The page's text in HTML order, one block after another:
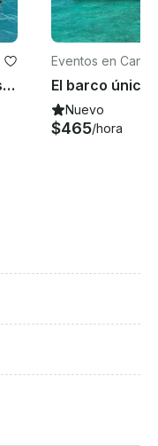
Catamarán Big Party de dos pisos con capacidad para hasta 95 invitados
Eventos en
Nuevo
$465/hora